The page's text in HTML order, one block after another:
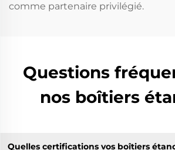
comme partenaire privilégié.
Questions
nos boîtiers
Quelles certifications vos boîtiers